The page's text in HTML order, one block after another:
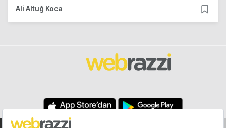
Ali Altuğ Koca